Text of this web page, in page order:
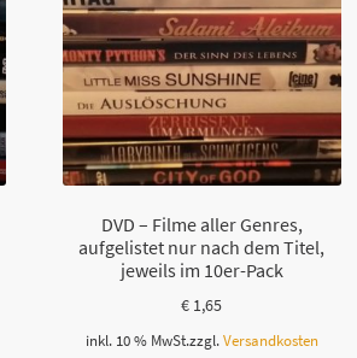
DVD – Filme aller Genres,
aufgelistet nur nach dem Titel,
jeweils im 10er-Pack
€ 1,65
inkl. 10 % MwSt.zzgl. Versandkosten